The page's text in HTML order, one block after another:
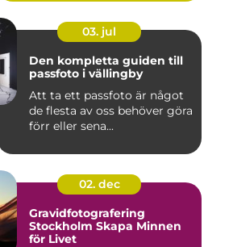
03. jul
Den kompletta guiden till
passfoto i vällingby
Att ta ett passfoto är något
de flesta av oss behöver göra
förr eller sena...
02. dec
Gravidfotografering
Stockholm Skapa Minnen
för Livet